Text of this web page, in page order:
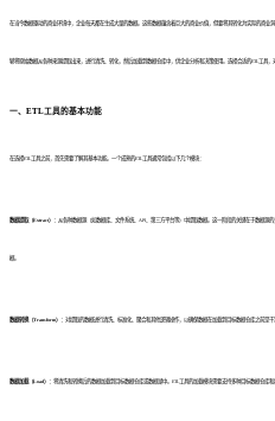
在当今数据驱动的商业环境中，企业每天都在生成大量的数据。这些数据蕴含着巨大的商业价值，但要将其转化为实际的商业
够将原始数据从各种来源提取出来，进行清洗、转化，然后加载到数据仓库中，供企业分析和决策使用。选择合适的ETL工具，
一、 ETL工具的基本功能
在选择ETL工具之前，首先需要了解其基本功能。一个成熟的ETL工具通常包括以下几个模块：
数据提取（Extract）： 从各种数据源（如数据库、文件系统、API、第三方平台等）中提取数据。这一阶段的关键在于数据源
据。
数据转换（Transform）： 对提取的数据进行清洗、标准化、聚合和其他逻辑操作，以确保数据在加载到目标数据仓库之前是
数据加载（Load）： 将清洗和转换后的数据加载到目标数据仓库或数据湖中。ETL工具的加载模块需要支持多种目标数据仓库和